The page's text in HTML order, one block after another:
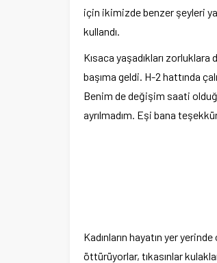
için ikimizde benzer şeyleri
kullandı.
Kısaca yaşadıkları
başıma geldi. H-2 hattında
Benim de değişim saati
ayrılmadım. Eşi bana
Kadınların hayatın yer
öttürüyorlar, tıkasınlar